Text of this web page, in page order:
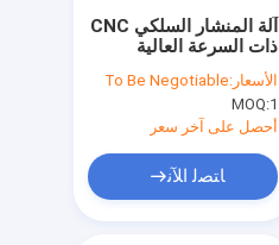
آلة المنشار السلكي CNC
ذات السرعة العالية
CNC-2000 /
2500/3000
الأسعار:To Be Negotiable
MOQ:1
أحصل على آخر سعر
ﺎﺘﺼﻟ ﺍﻶﻧ